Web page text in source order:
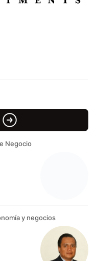
Negocio
y negocios